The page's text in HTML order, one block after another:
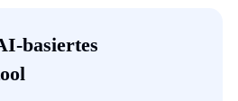
basiertes